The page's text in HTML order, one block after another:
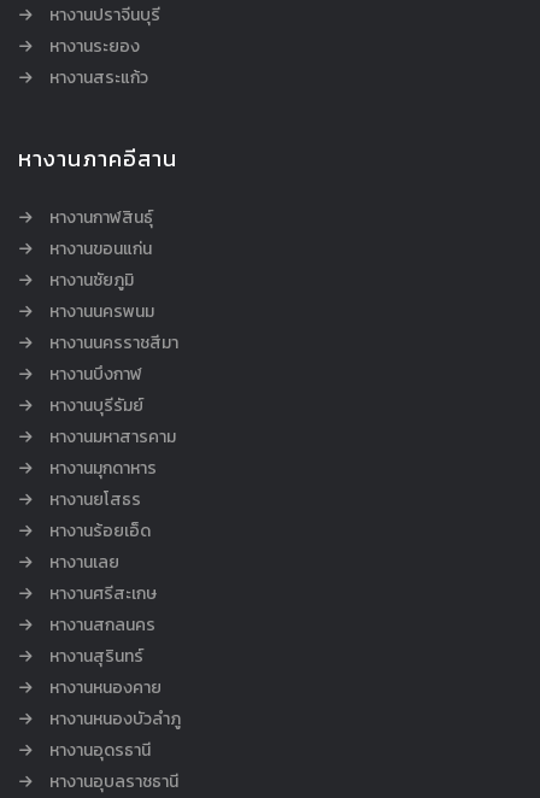
หางานปราจีนบุรี
หางานระยอง
หางานสระแก้ว
หางานภาคอีสาน
หางานกาฬสินธุ์
หางานขอนแก่น
หางานชัยภูมิ
หางานนครพนม
หางานนครราชสีมา
หางานบึงกาฬ
หางานบุรีรัมย์
หางานมหาสารคาม
หางานมุกดาหาร
หางานยโสธร
หางานร้อยเอ็ด
หางานเลย
หางานศรีสะเกษ
หางานสกลนคร
หางานสุรินทร์
หางานหนองคาย
หางานหนองบัวลำภู
หางานอุดรธานี
หางานอุบลราชธานี